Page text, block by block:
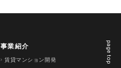
page top
事業紹介
賃貸マンション開発